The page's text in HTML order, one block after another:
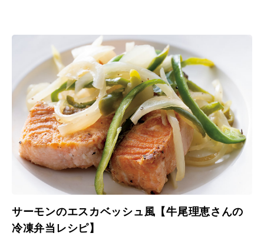
サーモンのエスカベッシュ風【牛尾理恵さんの
冷凍弁当レシピ】